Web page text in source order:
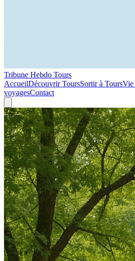
Tribune Hebdo Tours
AccueilDécouvrir ToursSortir à ToursVie
voyagesContact